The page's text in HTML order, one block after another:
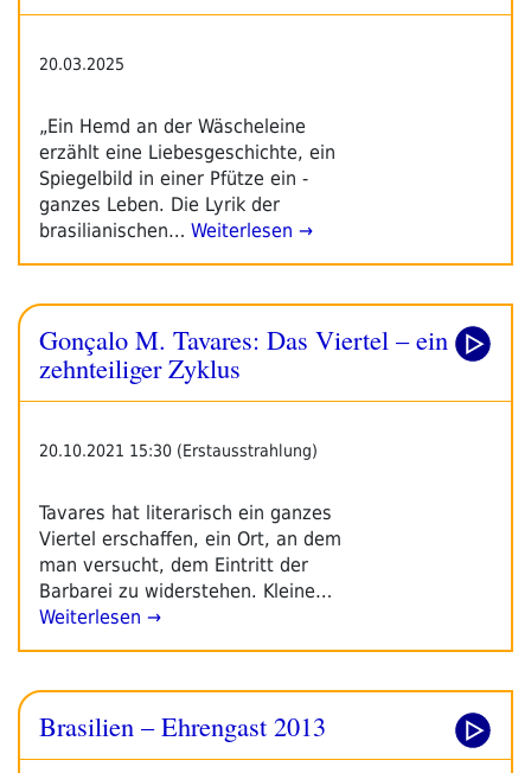
20.03.2025
„Ein Hemd an der Wäscheleine
erzählt eine Liebes­geschichte, ein
Spiegelbild in einer Pfütze ein ­
ganzes Leben. Die Lyrik der
brasilianischen… Weiterlesen →
Gonçalo M. Tavares: Das Viertel – ein
zehnteiliger Zyklus
20.10.2021 15:30 (Erstausstrahlung)
Tavares hat literarisch ein ganzes
Viertel erschaffen, ein Ort, an dem
man versucht, dem Eintritt der
Barbarei zu widerstehen. Kleine…
Weiterlesen →
Brasilien – Ehrengast 2013